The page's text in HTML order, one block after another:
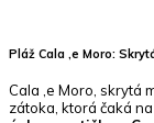
Pláž Cala ‚e Moro:
Cala ‚e Moro, skrytá
zátoka, ktorá čaká